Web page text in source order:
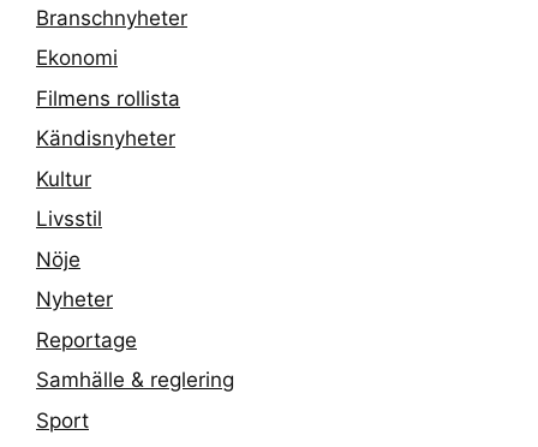
Branschnyheter
Ekonomi
Filmens rollista
Kändisnyheter
Kultur
Livsstil
Nöje
Nyheter
Reportage
Samhälle & reglering
Sport